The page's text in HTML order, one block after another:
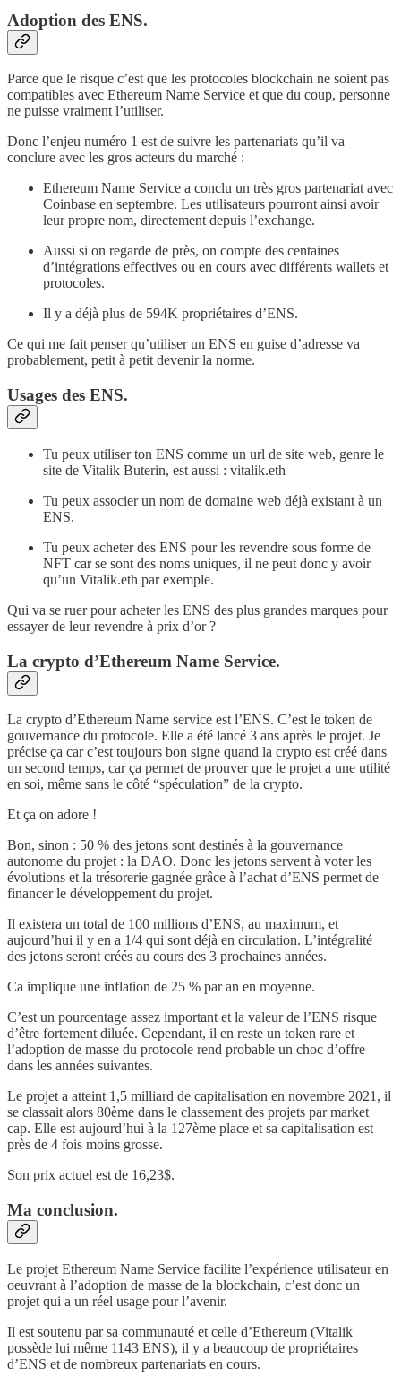
Adoption des ENS.
Parce que le risque c’est que les protocoles blockchain ne soient pas
compatibles avec Ethereum Name Service et que du coup, personne
ne puisse vraiment l’utiliser.
Donc l’enjeu numéro 1 est de suivre les partenariats qu’il va
conclure avec les gros acteurs du marché :
Ethereum Name Service a conclu un très gros partenariat avec
Coinbase en septembre. Les utilisateurs pourront ainsi avoir
leur propre nom, directement depuis l’exchange.
Aussi si on regarde de près, on compte des centaines
d’intégrations effectives ou en cours avec différents wallets et
protocoles.
Il y a déjà plus de 594K propriétaires d’ENS.
Ce qui me fait penser qu’utiliser un ENS en guise d’adresse va
probablement, petit à petit devenir la norme.
Usages des ENS.
Tu peux utiliser ton ENS comme un url de site web, genre le
site de Vitalik Buterin, est aussi : vitalik.eth
Tu peux associer un nom de domaine web déjà existant à un
ENS.
Tu peux acheter des ENS pour les revendre sous forme de
NFT car se sont des noms uniques, il ne peut donc y avoir
qu’un Vitalik.eth par exemple.
Qui va se ruer pour acheter les ENS des plus grandes marques pour
essayer de leur revendre à prix d’or ?
La crypto d’Ethereum Name Service.
La crypto d’Ethereum Name service est l’ENS. C’est le token de
gouvernance du protocole. Elle a été lancé 3 ans après le projet. Je
précise ça car c’est toujours bon signe quand la crypto est créé dans
un second temps, car ça permet de prouver que le projet a une utilité
en soi, même sans le côté “spéculation” de la crypto.
Et ça on adore !
Bon, sinon : 50 % des jetons sont destinés à la gouvernance
autonome du projet : la DAO. Donc les jetons servent à voter les
évolutions et la trésorerie gagnée grâce à l’achat d’ENS permet de
financer le développement du projet.
Il existera un total de 100 millions d’ENS, au maximum, et
aujourd’hui il y en a 1/4 qui sont déjà en circulation. L’intégralité
des jetons seront créés au cours des 3 prochaines années.
Ca implique une inflation de 25 % par an en moyenne.
C’est un pourcentage assez important et la valeur de l’ENS risque
d’être fortement diluée. Cependant, il en reste un token rare et
l’adoption de masse du protocole rend probable un choc d’offre
dans les années suivantes.
Le projet a atteint 1,5 milliard de capitalisation en novembre 2021, il
se classait alors 80ème dans le classement des projets par market
cap. Elle est aujourd’hui à la 127ème place et sa capitalisation est
près de 4 fois moins grosse.
Son prix actuel est de 16,23$.
Ma conclusion.
Le projet Ethereum Name Service facilite l’expérience utilisateur en
oeuvrant à l’adoption de masse de la blockchain, c’est donc un
projet qui a un réel usage pour l’avenir.
Il est soutenu par sa communauté et celle d’Ethereum (Vitalik
possède lui même 1143 ENS), il y a beaucoup de propriétaires
d’ENS et de nombreux partenariats en cours.